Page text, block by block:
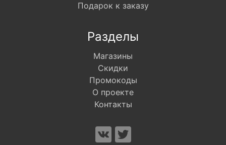
Подарок к заказу
Разделы
Магазины
Скидки
Промокоды
О проекте
Контакты